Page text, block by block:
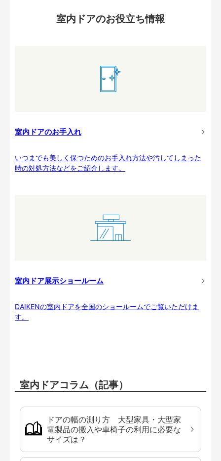
室内ドアのお役立ち情報
室内ドアのお手入れ
いつまでも美しく保つためのお手入れ方法や汚してしまった
時の対処方法などをご紹介します。
室内ドア展示ショールーム
DAIKENの室内ドアを全国のショールームでご覧いただけま
す。
室内ドアコラム（記事）
ドアの幅の測り方 大型家具・大型家
電製品の搬入や車椅子の利用に必要な
サイズは？